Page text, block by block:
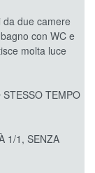
due camere
con WC e
molta luce
TEMPO
1/1, SENZA